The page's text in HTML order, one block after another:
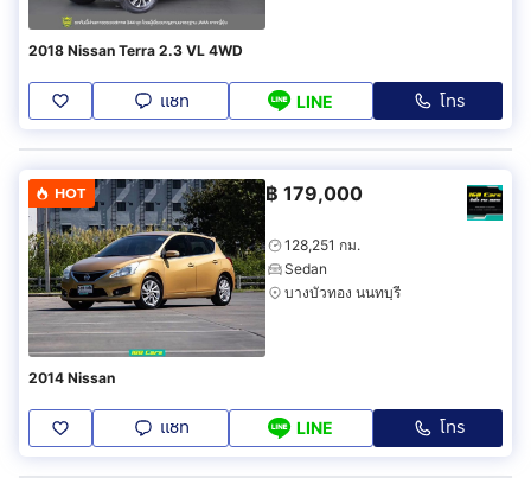
2018 Nissan Terra 2.3 VL 4WD
แชท LINE โทร
HOT ฿ 179,000
128,251 กม.
Sedan
บางบัวทอง นนทบุรี
2014 Nissan
แชท LINE โทร